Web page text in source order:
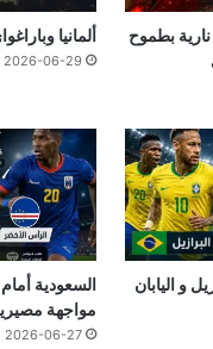
بطموح
ألمانيا
2026-06-29
و اليابان
السعودية
مواجهة
2026-06-27